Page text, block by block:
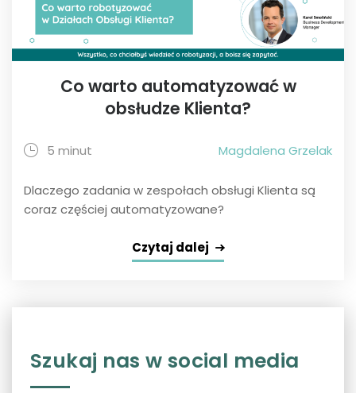
Co warto automatyzować w
obsłudze Klienta?
5 minut Magdalena Grzelak
Dlaczego zadania w zespołach obsługi Klienta są
coraz częściej automatyzowane?
Czytaj dalej
Szukaj nas w social media